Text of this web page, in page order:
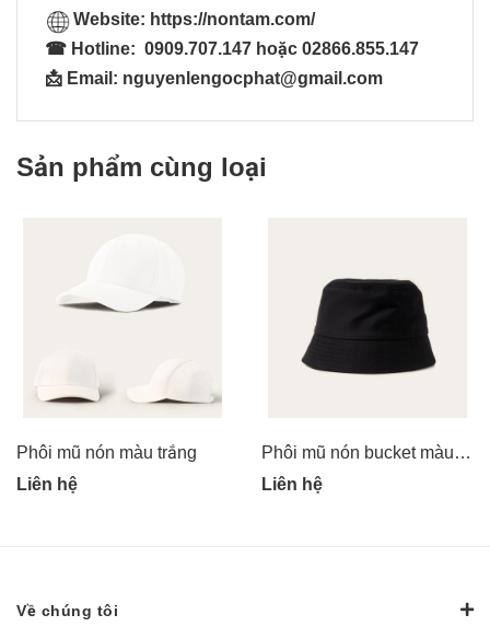
Website: https://nontam.com/
☎ Hotline: 0909.707.147 hoặc 02866.855.147
📩 Email: nguyenlengocphat@gmail.com
Sản phẩm cùng loại
Phôi mũ nón màu trắng
Liên hệ
Phôi mũ nón bucket màu đen
Liên hệ
Về chúng tôi